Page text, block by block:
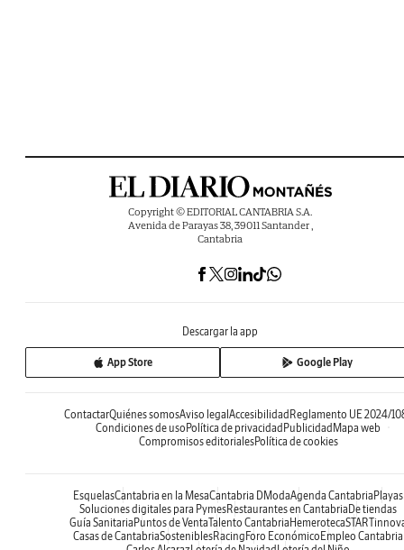
Copyright © EDITORIAL CANTABRIA S.A.
Avenida de Parayas 38, 39011 Santander ,
Cantabria
Descargar la app
App Store Google Play
ContactarQuiénes somosAviso legal Accesibilidad Reglamento UE 2024/
Condiciones de uso Política de privacidad Publicidad Mapa web
Compromisos editorialesPolítica de cookies
EsquelasCantabria en la MesaCantabria DModaAgenda Cantabria Playas
Soluciones digitales para PymesRestaurantes en Cantabria De tiendas
Guía Sanitaria Puntos de VentaTalento Cantabria Hemeroteca
Casas de CantabriaSosteniblesRacing Foro Económico Empleo Cantabria